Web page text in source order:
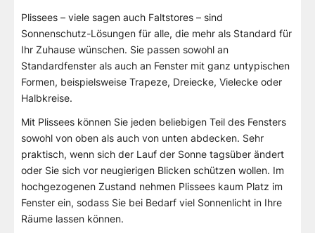
Plissees – viele sagen auch Faltstores – sind
Sonnenschutz-Lösungen für alle, die mehr als Standard für
Ihr Zuhause wünschen. Sie passen sowohl an
Standardfenster als auch an Fenster mit ganz untypischen
Formen, beispielsweise Trapeze, Dreiecke, Vielecke oder
Halbkreise.
Mit Plissees können Sie jeden beliebigen Teil des Fensters
sowohl von oben als auch von unten abdecken. Sehr
praktisch, wenn sich der Lauf der Sonne tagsüber ändert
oder Sie sich vor neugierigen Blicken schützen wollen. Im
hochgezogenen Zustand nehmen Plissees kaum Platz im
Fenster ein, sodass Sie bei Bedarf viel Sonnenlicht in Ihre
Räume lassen können.